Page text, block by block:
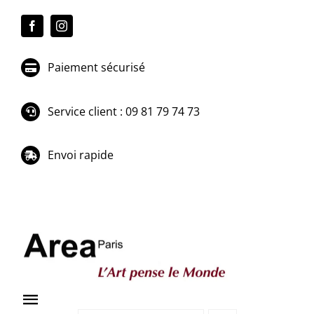
Paiement sécurisé
Service client : 09 81 79 74 73
Envoi rapide